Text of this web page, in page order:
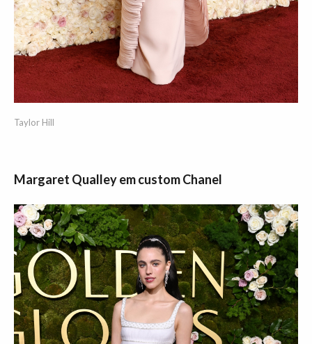
Taylor Hill
Margaret Qualley em custom Chanel